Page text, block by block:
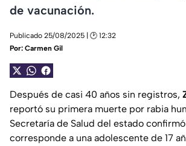
de vacunación.
Publicado 25/08/2025 | 🕑 12:32
Por: Carmen Gil
Después de casi 40 años sin registros,
reportó su primera muerte por rabia
Secretaría de Salud del estado
corresponde a una adolescente de 17